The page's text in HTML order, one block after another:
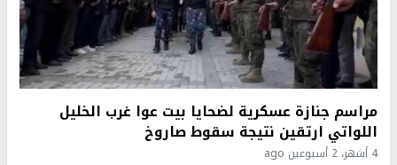
مراسم جنازة عسكرية لضحايا بيت عوا غرب الخليل
اللواتي ارتقين نتيجة سقوط صاروخ
4 أشهر، 2 أسبوعين ago